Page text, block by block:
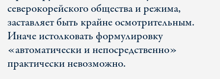
северокорейского общества и режима,
заставляет быть крайне осмотрительным.
Иначе истолковать формулировку
«автоматически и непосредственно»
практически невозможно.